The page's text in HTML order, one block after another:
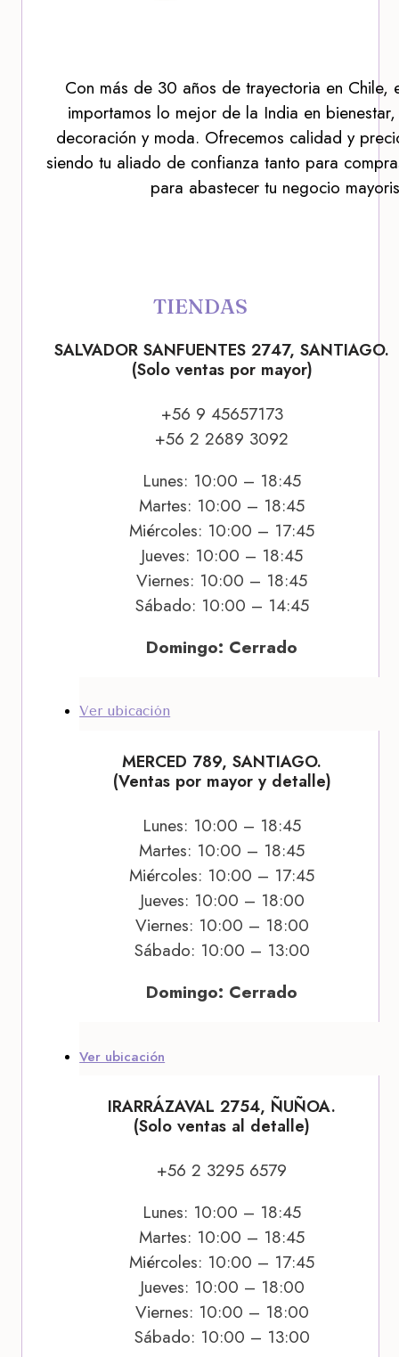
Con más de 30 años de trayectoria en Chile,
importamos lo mejor de la India en
decoración y moda. Ofrecemos calidad y
siendo tu aliado de confianza tanto para
para abastecer tu negocio
TIENDAS
SALVADOR SANFUENTES 2747, SANTIAGO.
(Solo ventas por mayor)
+56 9 45657173
+56 2 2689 3092
Lunes: 10:00 – 18:45
Martes: 10:00 – 18:45
Miércoles: 10:00 – 17:45
Jueves: 10:00 – 18:45
Viernes: 10:00 – 18:45
Sábado: 10:00 – 14:45
Domingo: Cerrado
Ver ubicación
MERCED 789, SANTIAGO.
(Ventas por mayor y detalle)
Lunes: 10:00 – 18:45
Martes: 10:00 – 18:45
Miércoles: 10:00 – 17:45
Jueves: 10:00 – 18:00
Viernes: 10:00 – 18:00
Sábado: 10:00 – 13:00
Domingo: Cerrado
Ver ubicación
IRARRÁZAVAL 2754, ÑUÑOA.
(Solo ventas al detalle)
+56 2 3295 6579
Lunes: 10:00 – 18:45
Martes: 10:00 – 18:45
Miércoles: 10:00 – 17:45
Jueves: 10:00 – 18:00
Viernes: 10:00 – 18:00
Sábado: 10:00 – 13:00